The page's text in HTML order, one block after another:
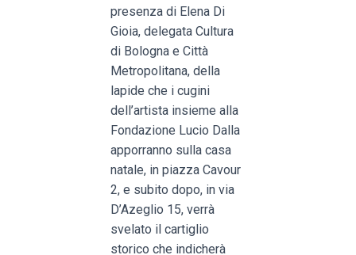
presenza di Elena Di
Gioia, delegata Cultura
di Bologna e Città
Metropolitana, della
lapide che i cugini
dell’artista insieme alla
Fondazione Lucio Dalla
apporranno sulla casa
natale, in piazza Cavour
2, e subito dopo, in via
D’Azeglio 15, verrà
svelato il cartiglio
storico che indicherà